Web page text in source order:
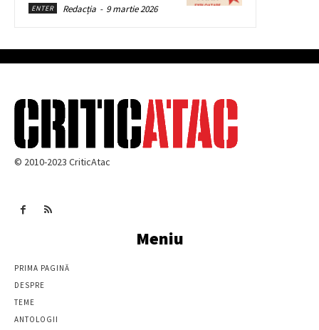
ENTER Redacția - 9 martie 2026
© 2010-2023 CriticAtac
Meniu
PRIMA PAGINĂ
DESPRE
TEME
ANTOLOGII